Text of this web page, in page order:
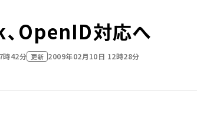
OpenID対応へ
時42分 更新 2009年02月10日 12時28分